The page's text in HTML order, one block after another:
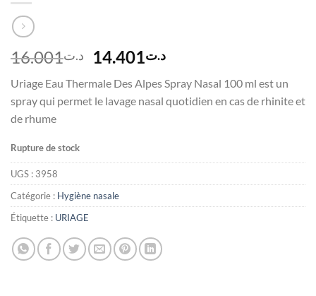
د.ت16.001
Le
initial
était :
د.ت14.401
Le
actuel
est :
Uriage Eau Thermale Des Alpes Spray Nasal 100 ml est un
spray qui permet le lavage nasal quotidien en cas de rhinite et
de rhume
Rupture de stock
UGS : 3958
Catégorie : Hygiène nasale
Étiquette : URIAGE